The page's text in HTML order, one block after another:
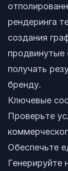
рендеринга
создания
продвинутые
получать
бренду.
Ключевые
Проверьте
Обеспечьте
Генерируйте